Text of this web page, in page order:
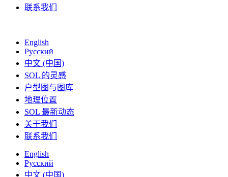
联系我们
English
Русский
中文 (中国)
SOL 的灵感
户型图与图库
地理位置
SOL 最新动态
关于我们
联系我们
English
Русский
中文 (中国)